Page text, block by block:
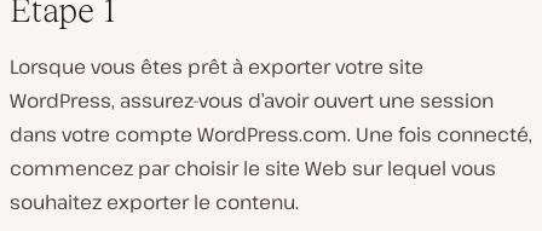
Étape 1
Lorsque vous êtes prêt à exporter votre site
WordPress, assurez-vous d’avoir ouvert une session
dans votre compte WordPress.com. Une fois connecté,
commencez par choisir le site Web sur lequel vous
souhaitez exporter le contenu.